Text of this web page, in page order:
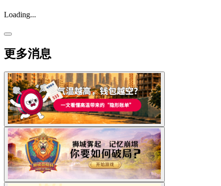
Loading...
更多消息